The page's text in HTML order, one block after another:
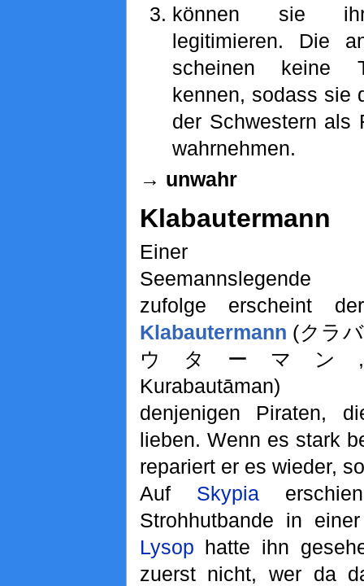
können sie
legitimieren. Die
scheinen keine
kennen, sodass sie
der Schwestern als
wahrnehmen.
→ unwahr
Klabautermann
Einer
Seemannslegende
zufolge erscheint der
Klabautermann (クラバ
ウターマン,
Kurabautāman)
denjenigen Piraten,
lieben. Wenn es stark
repariert er es wieder,
Auf Skypia
Strohhutbande in
Lysop hatte ihn
zuerst nicht, wer da